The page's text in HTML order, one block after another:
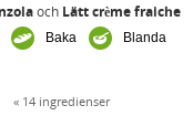
och Lätt crème fraiche
Baka
Blanda
14 ingredienser